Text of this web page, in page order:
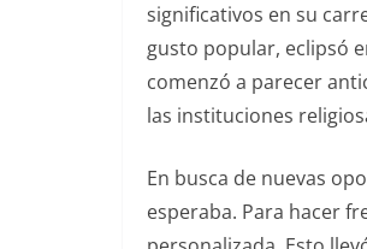
significativos en su
gusto popular, eclipsó
comenzó a parecer
las instituciones
En busca de nuevas
esperaba. Para hacer